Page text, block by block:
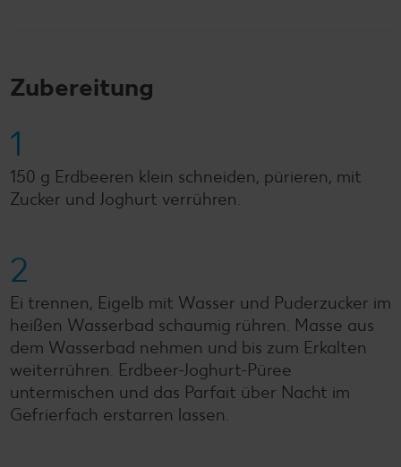
Zubereitung
1
150 g Erdbeeren klein schneiden, pürieren, mit
Zucker und Joghurt verrühren.
2
Ei trennen, Eigelb mit Wasser und Puderzucker im
heißen Wasserbad schaumig rühren. Masse aus
dem Wasserbad nehmen und bis zum Erkalten
weiterrühren. Erdbeer-Joghurt-Püree
untermischen und das Parfait über Nacht im
Gefrierfach erstarren lassen.